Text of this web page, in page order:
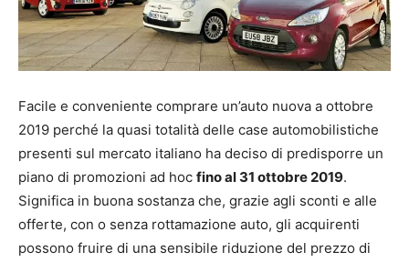
Facile e conveniente comprare un’auto nuova a ottobre
2019 perché la quasi totalità delle case automobilistiche
presenti sul mercato italiano ha deciso di predisporre un
piano di promozioni ad hoc fino al 31 ottobre 2019.
Significa in buona sostanza che, grazie agli sconti e alle
offerte, con o senza rottamazione auto, gli acquirenti
possono fruire di una sensibile riduzione del prezzo di